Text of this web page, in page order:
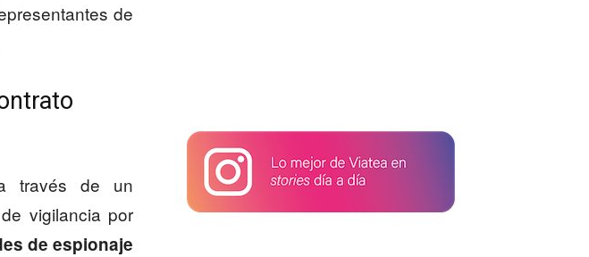
de
través de un
vigilancia por
de espionaje